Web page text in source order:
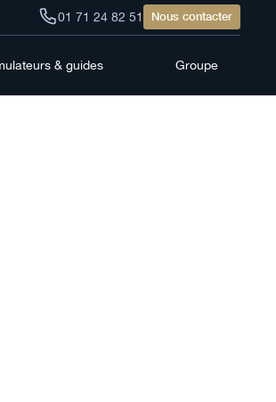
01 71 24 82 51 Nous contacter
& guides Groupe